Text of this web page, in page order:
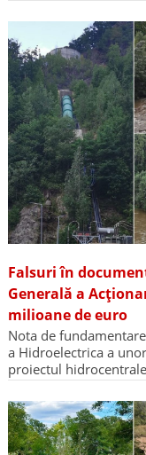
Falsuri în
Generală a
milioane de euro
Nota de
a Hidroelectrica a
proiectul